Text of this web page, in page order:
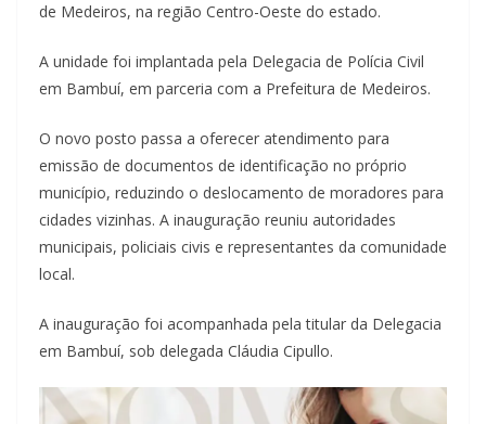
de Medeiros, na região Centro-Oeste do estado.
A unidade foi implantada pela Delegacia de Polícia Civil
em Bambuí, em parceria com a Prefeitura de Medeiros.
O novo posto passa a oferecer atendimento para
emissão de documentos de identificação no próprio
município, reduzindo o deslocamento de moradores para
cidades vizinhas. A inauguração reuniu autoridades
municipais, policiais civis e representantes da comunidade
local.
A inauguração foi acompanhada pela titular da Delegacia
em Bambuí, sob delegada Cláudia Cipullo.